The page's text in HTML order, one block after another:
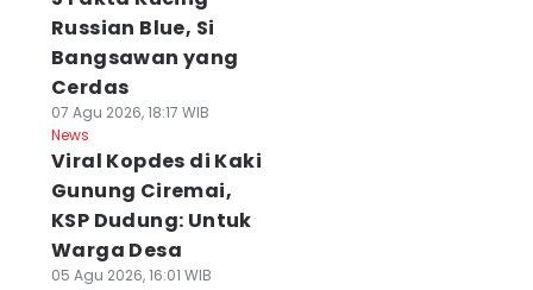
Russian Blue, Si
Bangsawan yang
Cerdas
07 Agu 2026, 18:17 WIB
News
Viral Kopdes di Kaki
Gunung Ciremai,
KSP Dudung: Untuk
Warga Desa
05 Agu 2026, 16:01 WIB